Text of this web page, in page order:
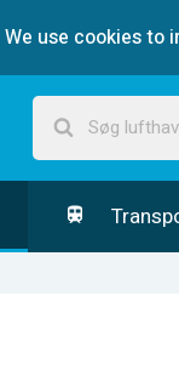
We use cookies to